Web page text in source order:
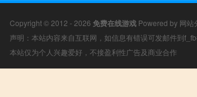
Copyright © 2012 - 2026 免费在线游戏 Powered by 网站
声明：本站内容来自互联网，如信息有错误可发邮件到
本站仅为个人兴趣爱好，不接盈利性广告及商业合作